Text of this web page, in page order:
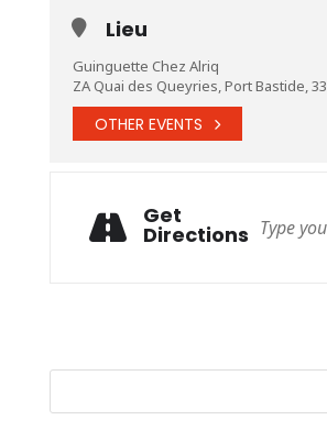
Lieu
Guinguette Chez Alriq
ZA Quai des Queyries, Port Bastide,
OTHER EVENTS
Get
Directions